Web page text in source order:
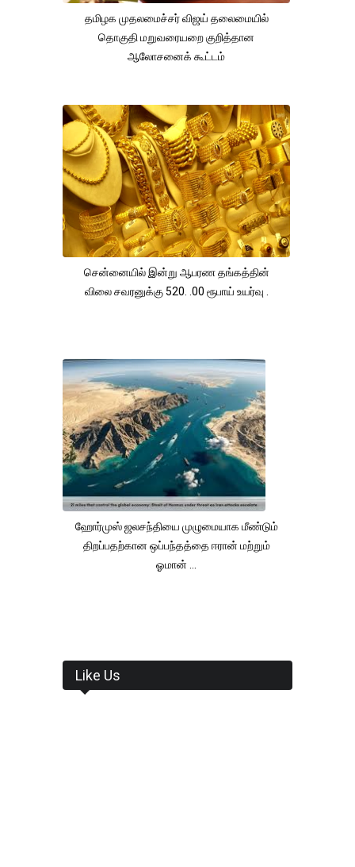
தமிழக முதலமைச்சர் விஜய் தலைமையில்
தொகுதி மறுவரையறை குறித்தான
ஆலோசனைக் கூட்டம்
சென்னையில் இன்று ஆபரண தங்கத்தின்
விலை சவரனுக்கு 520. .00 ரூபாய் உயர்வு .
ஹோர்முஸ் ஜலசந்தியை முழுமையாக மீண்டும்
திறப்பதற்கான ஒப்பந்தத்தை ஈரான் மற்றும்
ஓமான் ...
Like Us